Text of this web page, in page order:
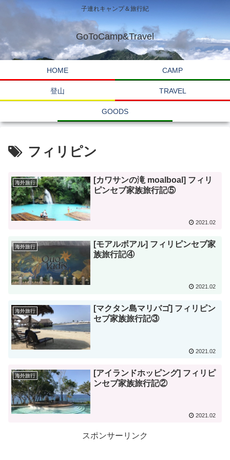
子連れキャンプ＆旅行紀
GoToCamp&Travel
HOME CAMP
登山 TRAVEL
GOODS
フィリピン
海外旅行
[カワサンの滝 moalboal] フィリ
ピンセブ家族旅行記⑤
2021.02
海外旅行
[モアルボアル] フィリピンセブ家
族旅行記④
2021.02
海外旅行
[マクタン島マリバゴ] フィリピン
セブ家族旅行記③
2021.02
海外旅行
[アイランドホッピング] フィリピ
ンセブ家族旅行記②
2021.02
スポンサーリンク